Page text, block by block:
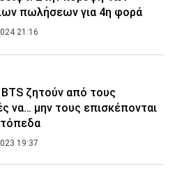
πωλήσεων για 4η φορά
21:16
BTS ζητούν από τους
να… μην τους επισκέπονται
19:37